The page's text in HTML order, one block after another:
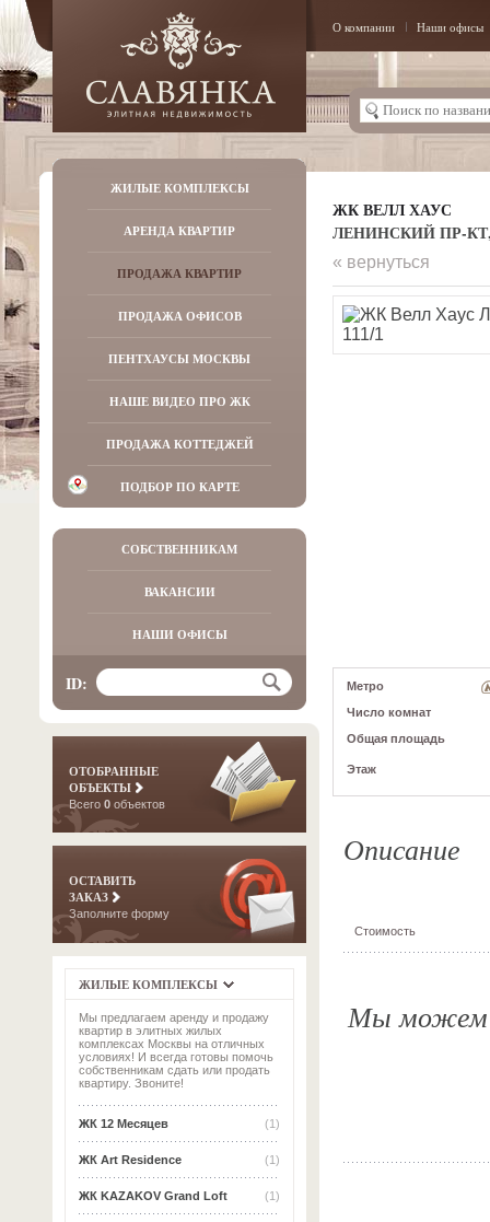
О компании Наши офисы
ЖИЛЫЕ КОМПЛЕКСЫ
АРЕНДА КВАРТИР
ПРОДАЖА КВАРТИР
ПРОДАЖА ОФИСОВ
ПЕНТХАУСЫ МОСКВЫ
НАШЕ ВИДЕО ПРО ЖК
ПРОДАЖА КОТТЕДЖЕЙ
ПОДБОР ПО КАРТЕ
СОБСТВЕННИКАМ
ВАКАНСИИ
НАШИ ОФИСЫ
ID:
ОТОБРАННЫЕ
ОБЪЕКТЫ
Всего 0 объектов
ОСТАВИТЬ
ЗАКАЗ
Заполните форму
ЖИЛЫЕ КОМПЛЕКСЫ
Мы предлагаем аренду и продажу
квартир в элитных жилых
комплексах Москвы на отличных
условиях! И всегда готовы помочь
собственникам сдать или продать
квартиру. Звоните!
(1)
ЖК 12 Месяцев
(1)
ЖК Art Residence
(1)
ЖК KAZAKOV Grand Loft
ЖК ВЕЛЛ ХАУС
ЛЕНИНСКИЙ ПР-КТ,
« вернуться
Метро
Число комнат
Общая площадь
Этаж
Описание
Стоимость
Мы можем